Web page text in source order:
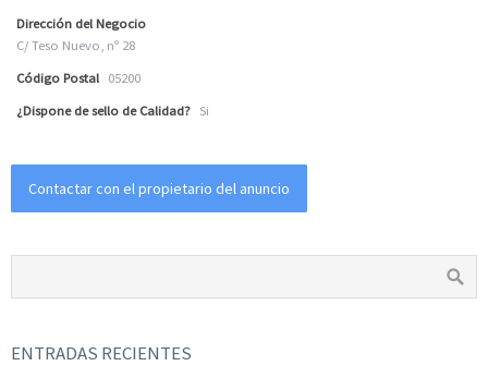
Dirección del Negocio
C/ Teso Nuevo, nº 28
Código Postal 05200
¿Dispone de sello de Calidad? Si
Contactar con el propietario del anuncio
ENTRADAS RECIENTES